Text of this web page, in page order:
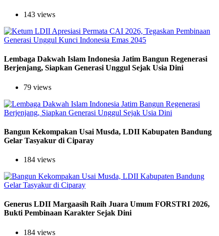
143 views
Lembaga Dakwah Islam Indonesia Jatim Bangun Regenerasi
Berjenjang, Siapkan Generasi Unggul Sejak Usia Dini
79 views
Bangun Kekompakan Usai Musda, LDII Kabupaten Bandung
Gelar Tasyakur di Ciparay
184 views
Generus LDII Margaasih Raih Juara Umum FORSTRI 2026,
Bukti Pembinaan Karakter Sejak Dini
184 views